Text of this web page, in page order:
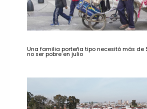
Una familia porteña tipo necesitó más de
no ser pobre en julio